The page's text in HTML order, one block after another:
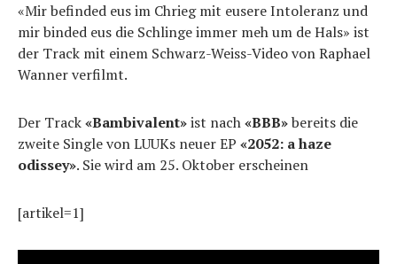
«Mir befinded eus im Chrieg mit eusere Intoleranz und
mir binded eus die Schlinge immer meh um de Hals» ist
der Track mit einem Schwarz-Weiss-Video von Raphael
Wanner verfilmt.
Der Track«Bambivalent»ist nach«BBB»bereits die
zweite Single von LUUKs neuer EP «2052: a haze
odissey». Sie wird am 25. Oktober erscheinen
[artikel=1]